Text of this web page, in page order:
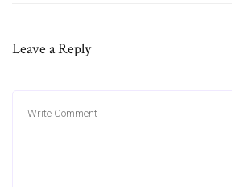
Leave a Reply